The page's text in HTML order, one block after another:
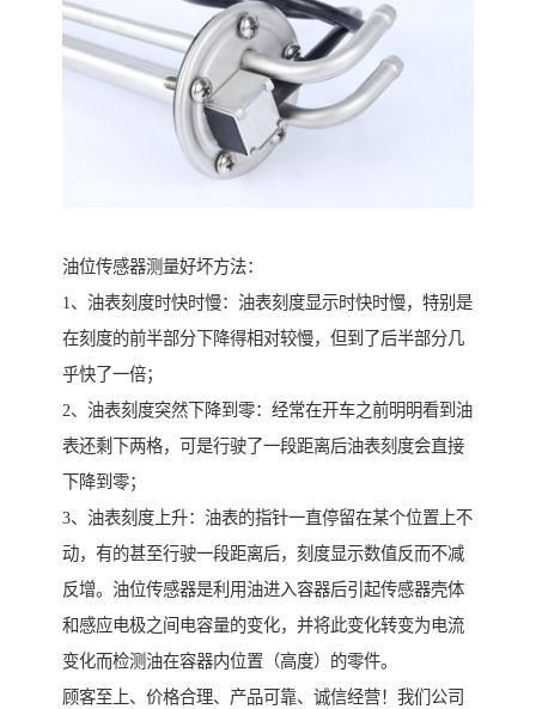
油位传感器测量好坏方法：
1、油表刻度时快时慢：油表刻度显示时快时慢，特别是
在刻度的前半部分下降得相对较慢，但到了后半部分几
乎快了一倍；
2、油表刻度突然下降到零：经常在开车之前明明看到油
表还剩下两格，可是行驶了一段距离后油表刻度会直接
下降到零；
3、油表刻度上升：油表的指针一直停留在某个位置上不
动，有的甚至行驶一段距离后，刻度显示数值反而不减
反增。油位传感器是利用油进入容器后引起传感器壳体
和感应电极之间电容量的变化，并将此变化转变为电流
变化而检测油在容器内位置（高度）的零件。
顾客至上、价格合理、产品可靠、诚信经营！我们公司